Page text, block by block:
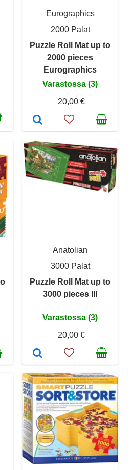
Eurographics
2000 Palat
Puzzle Roll Mat up to
2000 pieces
Eurographics
Varastossa (3)
20,00 €
Anatolian
3000 Palat
Puzzle Roll Mat up to
3000 pieces III
Varastossa (3)
20,00 €